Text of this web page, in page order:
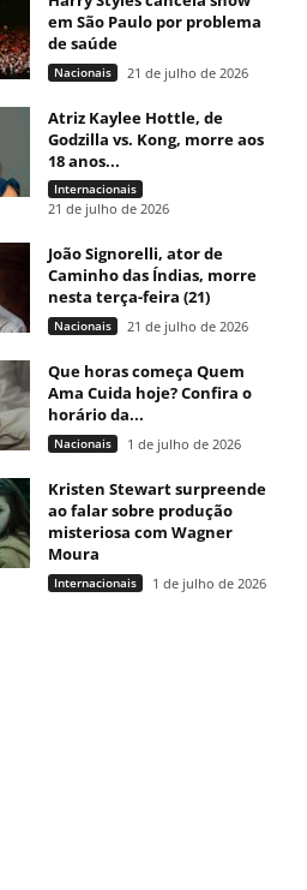
em São Paulo por problema
de saúde
Nacionais 21 de julho de 2026
Atriz Kaylee Hottle, de
Godzilla vs. Kong, morre aos
18 anos...
Internacionais
21 de julho de 2026
João Signorelli, ator de
Caminho das Índias, morre
nesta terça-feira (21)
Nacionais 21 de julho de 2026
Que horas começa Quem
Ama Cuida hoje? Confira o
horário da...
Nacionais 1 de julho de 2026
Kristen Stewart surpreende
ao falar sobre produção
misteriosa com Wagner
Moura
Internacionais 1 de julho de 2026